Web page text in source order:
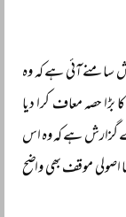
سامنے آئی ہے کہ وہ
حصہ معاف کرا دیا
گزارش ہے کہ وہ اس
موقف بھی واضح